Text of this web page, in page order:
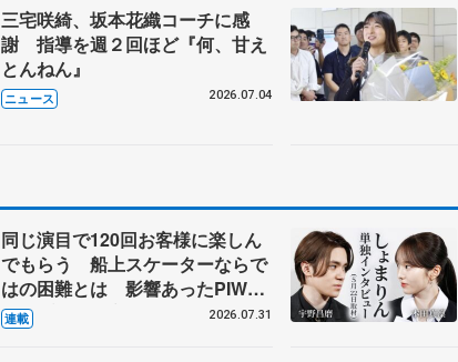
三宅咲綺、坂本花織コーチに感
謝 指導を週２回ほど『何、甘え
とんねん』
ニュース 2026.07.04
同じ演目で120回お客様に楽しん
でもらう 船上スケーターならで
はの困難とは 影響あったPIW前
キャプテン松永さんの存在
連載 2026.07.31